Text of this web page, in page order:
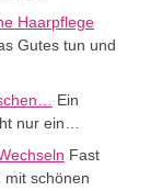
Haarpflege
Gutes tun und
Ein
nur ein…
Fast
schönen